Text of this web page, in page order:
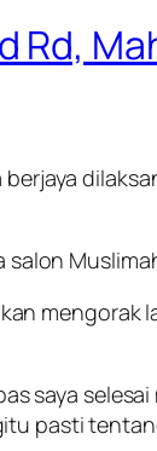
Rd,
saya
pasti